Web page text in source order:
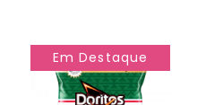
Em Destaque